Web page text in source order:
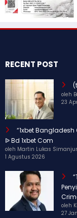
RECENT POST
oleh
23
“1xbet
ᐉ Bd 1xbet Com
oleh Martin Lukas
1 Agustus 2026
oleh
27